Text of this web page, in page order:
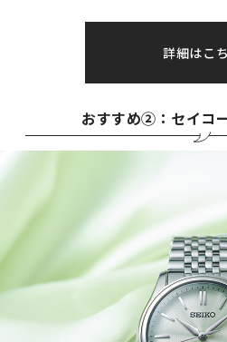
詳細はこ
おすすめ②：セイコ